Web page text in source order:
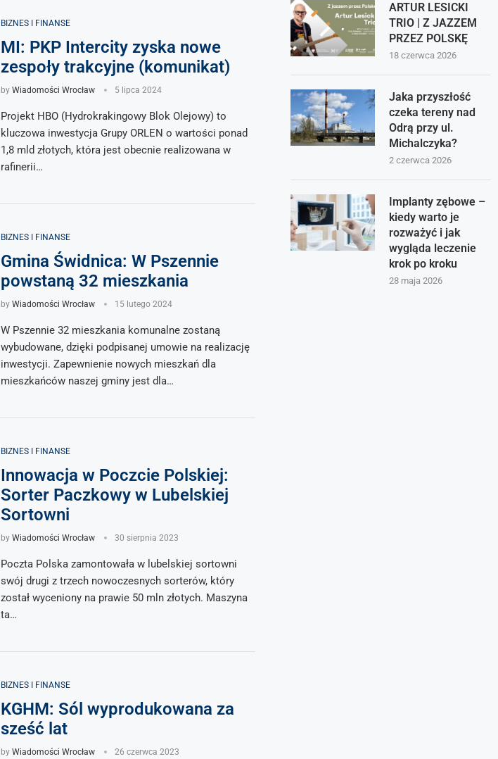
BIZNES I FINANSE
MI: PKP Intercity zyska nowe
zespoły trakcyjne (komunikat)
by Wiadomości Wrocław 5 lipca 2024
Projekt HBO (Hydrokrakingowy Blok Olejowy) to
kluczowa inwestycja Grupy ORLEN o wartości ponad
1,8 mld złotych, która jest obecnie realizowana w
rafinerii…
BIZNES I FINANSE
Gmina Świdnica: W Pszennie
powstaną 32 mieszkania
by Wiadomości Wrocław 15 lutego 2024
W Pszennie 32 mieszkania komunalne zostaną
wybudowane, dzięki podpisanej umowie na realizację
inwestycji. Zapewnienie nowych mieszkań dla
mieszkańców naszej gminy jest dla…
BIZNES I FINANSE
Innowacja w Poczcie Polskiej:
Sorter Paczkowy w Lubelskiej
Sortowni
by Wiadomości Wrocław 30 sierpnia 2023
Poczta Polska zamontowała w lubelskiej sortowni
swój drugi z trzech nowoczesnych sorterów, który
został wyceniony na prawie 50 mln złotych. Maszyna
ta…
BIZNES I FINANSE
KGHM: Sól wyprodukowana za
sześć lat
by Wiadomości Wrocław 26 czerwca 2023
ARTUR LESICKI
TRIO | Z JAZZEM
PRZEZ POLSKĘ
18 czerwca 2026
Jaka przyszłość
czeka tereny nad
Odrą przy ul.
Michalczyka?
2 czerwca 2026
Implanty zębowe –
kiedy warto je
rozważyć i jak
wygląda leczenie
krok po kroku
28 maja 2026